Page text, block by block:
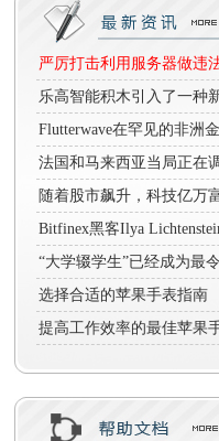
严厉打击利用服务器做违
乐高智能积木引入了一种
——它们不需要屏幕
Flutterwave在罕见的非洲
买尼日利亚的Mono
法国和马来西亚当局正在
色情深度假货
随着股市飙升，科技亿万
现160亿美元
Bitfinex黑客Ilya
前出狱
“大学辍学生”已经成为最
企业创始人资格证书
选择合适的苹果手表指南
提高工作效率的最佳苹果